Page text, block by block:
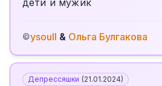
дети и мужик
©ysoull & Ольга Булгакова
Депрессяшки (21.01.2024)